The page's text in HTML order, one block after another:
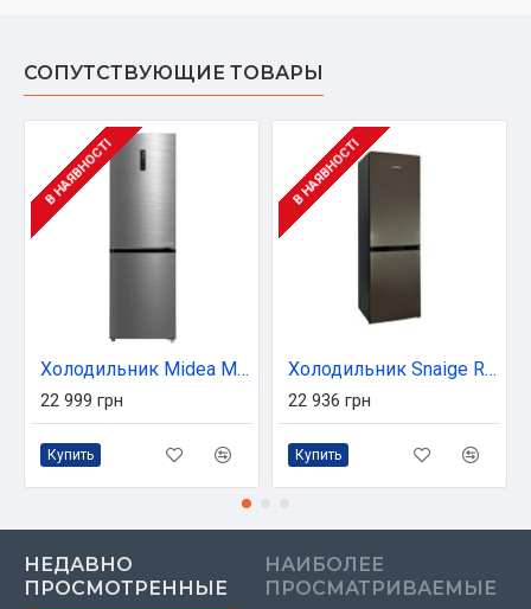
СОПУТСТВУЮЩИЕ ТОВАРЫ
В НАЯВНОСТІ
Холодильник Midea MDRB470MGF46OM
22 999 грн
Купить
В НАЯВНОСТІ
Холодильник Snaige RF56SM-S5FJNE
22 936 грн
Купить
НЕДАВНО
ПРОСМОТРЕННЫЕ
НАИБОЛЕЕ
ПРОСМАТРИВАЕМЫЕ